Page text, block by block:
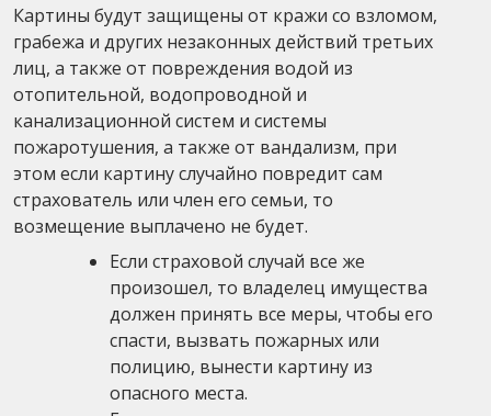
Картины будут защищены от кражи со взломом,
грабежа и других незаконных действий третьих
лиц, а также от повреждения водой из
отопительной, водопроводной и
канализационной систем и системы
пожаротушения, а также от вандализм, при
этом если картину случайно повредит сам
страхователь или член его семьи, то
возмещение выплачено не будет.
Если страховой случай все же
произошел, то владелец имущества
должен принять все меры, чтобы его
спасти, вызвать пожарных или
полицию, вынести картину из
опасного места.